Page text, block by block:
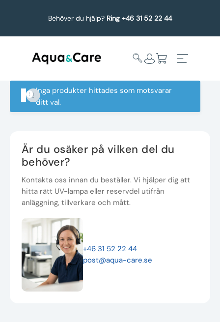
Behöver du hjälp? Ring +46 31 52 22 44
Köp reservdelar
Uppgradering
Underhållstips
Inga produkter hittades som motsvarar
ditt val.
Är du osäker på vilken del du
behöver?
Kontakta oss innan du beställer. Vi hjälper dig att
hitta rätt UV-lampa eller reservdel utifrån
anläggning, tillverkare och mått.
+46 31 52 22 44
post@aqua-care.se